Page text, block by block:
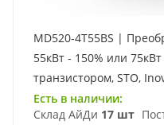
MD520-4T55BS |
55кВт - 150% или
транзистором, STO,
Есть в наличии:
Склад АйДи 17 шт